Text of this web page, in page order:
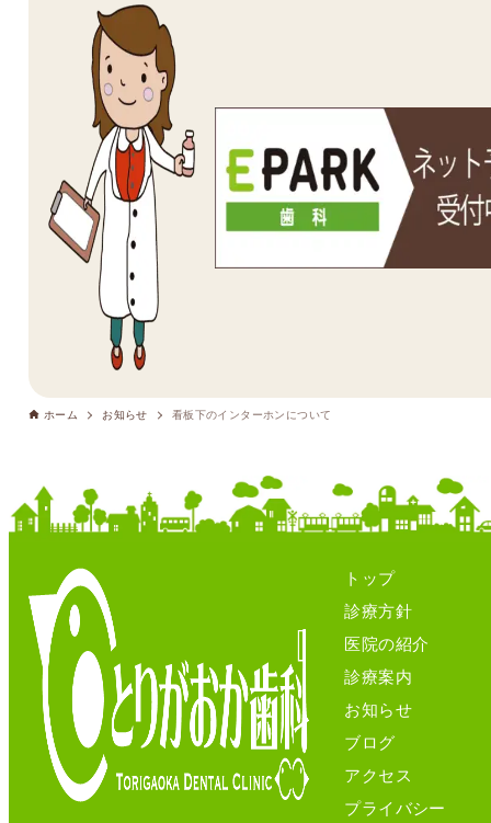
ホーム お知らせ 看板下のインターホンについて
トップ
診療方針
医院の紹介
診療案内
お知らせ
ブログ
アクセス
プライバシー